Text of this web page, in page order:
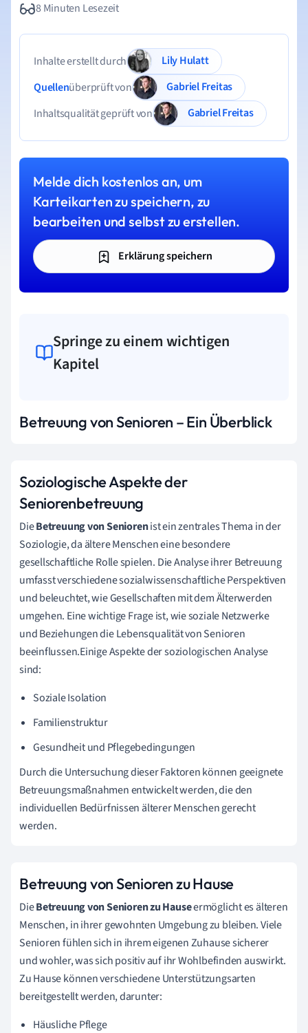
8 Minuten Lesezeit
Inhalte erstellt durch
Lily Hulatt
Quellenüberprüft von
Gabriel Freitas
Inhaltsqualität geprüft von
Gabriel Freitas
Melde dich kostenlos an, um
Karteikarten zu speichern, zu
bearbeiten und selbst zu erstellen.
Erklärung speichern
Springe zu einem wichtigen
Kapitel
Betreuung von Senioren – Ein Überblick
Soziologische Aspekte der
Seniorenbetreuung
DieBetreuung von Seniorenist ein zentrales Thema in der
Soziologie, da ältere Menschen eine besondere
gesellschaftliche Rolle spielen. Die Analyse ihrer Betreuung
umfasst verschiedene sozialwissenschaftliche Perspektiven
und beleuchtet, wie Gesellschaften mit dem Älterwerden
umgehen. Eine wichtige Frage ist, wie soziale Netzwerke
und Beziehungen die Lebensqualität von Senioren
beeinflussen.Einige Aspekte der soziologischen Analyse
sind:
Soziale Isolation
Familienstruktur
Gesundheit und Pflegebedingungen
Durch die Untersuchung dieser Faktoren können geeignete
Betreuungsmaßnahmen entwickelt werden, die den
individuellen Bedürfnissen älterer Menschen gerecht
werden.
Betreuung von Senioren zu Hause
DieBetreuung von Senioren zu Hauseermöglicht es älteren
Menschen, in ihrer gewohnten Umgebung zu bleiben. Viele
Senioren fühlen sich in ihrem eigenen Zuhause sicherer
und wohler, was sich positiv auf ihr Wohlbefinden auswirkt.
Zu Hause können verschiedene Unterstützungsarten
bereitgestellt werden, darunter:
Häusliche Pflege